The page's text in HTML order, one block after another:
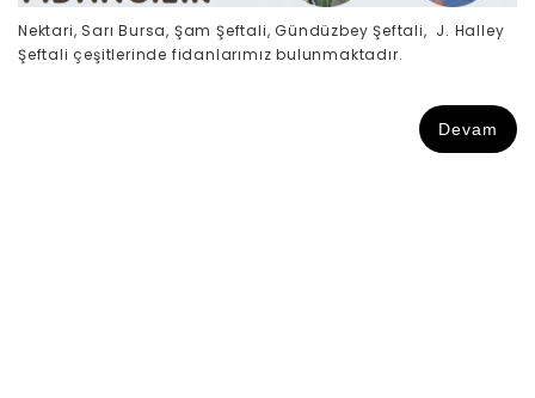
Nektari, Sarı Bursa, Şam Şeftali, Gündüzbey Şeftali, J. Halley
Şeftali çeşitlerinde fidanlarımız bulunmaktadır.
Devam